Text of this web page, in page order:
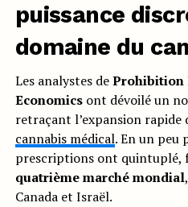
puissance
domaine du
Les analystes deProhibition
Economicsont dévoilé un
retraçant l’expansion rapide
cannabis médical. En un peu
prescriptions ont quintuplé,
quatrième marché mondial
Canada et Israël.